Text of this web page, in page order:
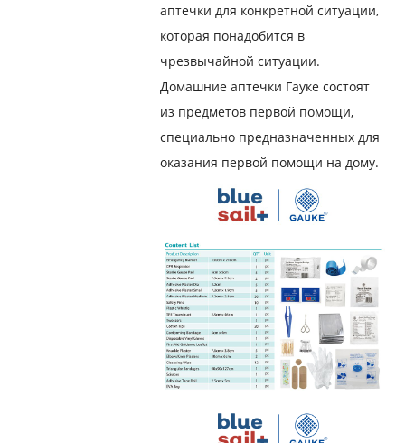
аптечки для конкретной ситуации,
которая понадобится в
чрезвычайной ситуации.
Домашние аптечки Гауке состоят
из предметов первой помощи,
специально предназначенных для
оказания первой помощи на дому.